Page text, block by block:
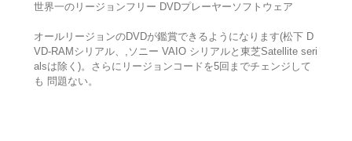
世界一のリージョンフリー DVDプレーヤーソフトウェア
オールリージョンのDVDが鑑賞できるようになります(松下 D
VD-RAMシリアル、,ソニー VAIO シリアルと東芝Satellite seri
alsは除く)。さらにリージョンコードを5回までチェンジして
も 問題ない。